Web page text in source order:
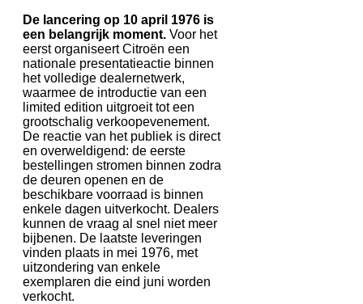
De lancering op 10 april 1976 is
een belangrijk moment. Voor het
eerst organiseert Citroën een
nationale presentatieactie binnen
het volledige dealernetwerk,
waarmee de introductie van een
limited edition uitgroeit tot een
grootschalig verkoopevenement.
De reactie van het publiek is direct
en overweldigend: de eerste
bestellingen stromen binnen zodra
de deuren openen en de
beschikbare voorraad is binnen
enkele dagen uitverkocht. Dealers
kunnen de vraag al snel niet meer
bijbenen. De laatste leveringen
vinden plaats in mei 1976, met
uitzondering van enkele
exemplaren die eind juni worden
verkocht.